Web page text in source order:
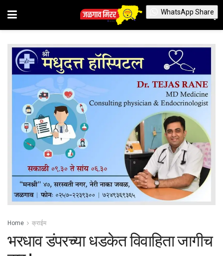
Home क्राईम
भरधाव डंपरच्या धडकेत विवाहिता जागीच
WhatsApp Share